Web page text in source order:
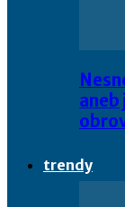
aneb
trendy